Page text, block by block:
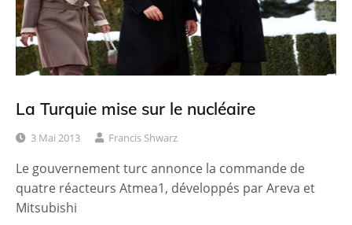
La Turquie mise sur le nucléaire
3 Mai 2013 Francis Shwarz
Le gouvernement turc annonce la commande de
quatre réacteurs Atmea1, développés par Areva et
Mitsubishi